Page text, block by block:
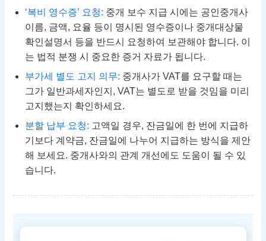
‘복비 영수증’ 요청: 중개 보수 지급 시에는 공인중개사
이름, 금액, 요율 등이 명시된 영수증이나 중개대상물
확인설명서 등을 반드시 요청하여 보관해야 합니다. 이
는 법적 분쟁 시 중요한 증거 자료가 됩니다.
부가세 별도 고지 의무: 중개사가 VAT를 요구할 때는
그가 일반과세자인지, VAT는 별도로 받을 것임을 미리
고지했는지 확인하세요.
분할 납부 요청: 고액일 경우, 잔금일에 한 번에 지급하
기보다 계약금, 잔금일에 나누어 지급하는 방식을 제안
해 보세요. 중개사와의 관계 개선에도 도움이 될 수 있
습니다.